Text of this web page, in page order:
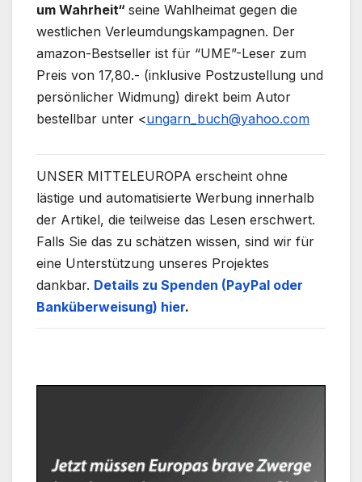
um Wahrheit“ seine Wahlheimat gegen die
westlichen Verleumdungskampagnen. Der
amazon-Bestseller ist für “UME”-Leser zum
Preis von 17,80.- (inklusive Postzustellung und
persönlicher Widmung) direkt beim Autor
bestellbar unter <ungarn_buch@yahoo.com
UNSER MITTELEUROPA erscheint ohne
lästige und automatisierte Werbung innerhalb
der Artikel, die teilweise das Lesen erschwert.
Falls Sie das zu schätzen wissen, sind wir für
eine Unterstützung unseres Projektes
dankbar. Details zu Spenden (PayPal oder
Banküberweisung) hier.